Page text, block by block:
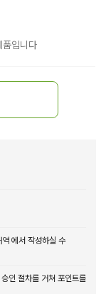
품입니다
에서 작성하실 수
인 절차를 거쳐 포인트를